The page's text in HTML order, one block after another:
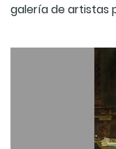
galería de artistas